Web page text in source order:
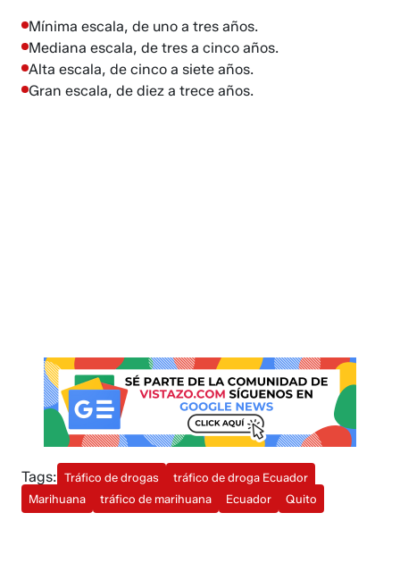
Mínima escala, de uno a tres años.
Mediana escala, de tres a cinco años.
Alta escala, de cinco a siete años.
Gran escala, de diez a trece años.
Tags: Tráfico de drogas
tráfico de droga Ecuador
Marihuana
tráfico de marihuana Ecuador Quito